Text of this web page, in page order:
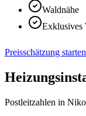
Waldnähe
Exklusives
Preisschätzung starten
Postleitzahlen in